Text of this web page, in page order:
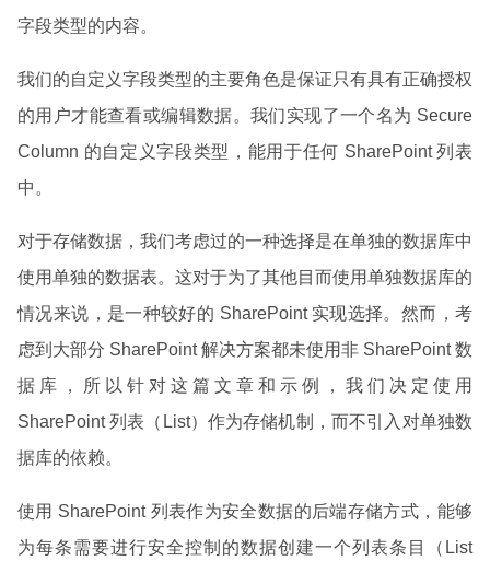
字段类型的内容。
我们的自定义字段类型的主要角色是保证只有具有正确授权
的用户才能查看或编辑数据。我们实现了一个名为 Secure
Column 的自定义字段类型，能用于任何 SharePoint 列表
中。
对于存储数据，我们考虑过的一种选择是在单独的数据库中
使用单独的数据表。这对于为了其他目而使用单独数据库的
情况来说，是一种较好的 SharePoint 实现选择。然而，考
虑到大部分 SharePoint 解决方案都未使用非 SharePoint 数
据库，所以针对这篇文章和示例，我们决定使用
SharePoint 列表（List）作为存储机制，而不引入对单独数
据库的依赖。
使用 SharePoint 列表作为安全数据的后端存储方式，能够
为每条需要进行安全控制的数据创建一个列表条目（List